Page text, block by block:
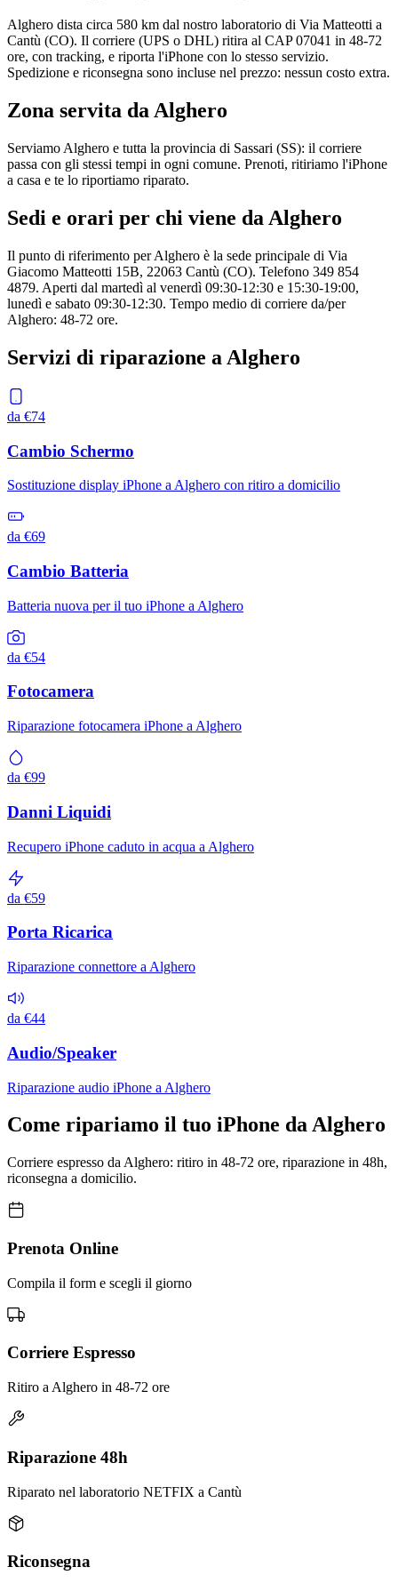
Alghero dista circa 580 km dal nostro laboratorio di Via Matteotti a
Cantù (CO). Il corriere (UPS o DHL) ritira al CAP 07041 in 48-72
ore, con tracking, e riporta l'iPhone con lo stesso servizio.
Spedizione e riconsegna sono incluse nel prezzo: nessun costo extra.
Zona servita daAlghero
Serviamo Alghero e tutta la provincia di Sassari (SS): il corriere
passa con gli stessi tempi in ogni comune. Prenoti, ritiriamo l'iPhone
a casa e te lo riportiamo riparato.
Sedi e orari per chi viene da Alghero
Il punto di riferimento per Alghero è la sede principale di Via
Giacomo Matteotti 15B, 22063 Cantù (CO). Telefono 349 854
4879. Aperti dal martedì al venerdì 09:30-12:30 e 15:30-19:00,
lunedì e sabato 09:30-12:30. Tempo medio di corriere da/per
Alghero: 48-72 ore.
Servizi di riparazione a Alghero
da €74
Cambio Schermo
Sostituzione display iPhone a Alghero con ritiro a domicilio
da €69
Cambio Batteria
Batteria nuova per il tuo iPhone a Alghero
da €54
Fotocamera
Riparazione fotocamera iPhone a Alghero
da €99
Danni Liquidi
Recupero iPhone caduto in acqua a Alghero
da €59
Porta Ricarica
Riparazione connettore a Alghero
da €44
Audio/Speaker
Riparazione audio iPhone a Alghero
Come ripariamo il tuo iPhone da Alghero
Corriere espresso da Alghero: ritiro in 48-72 ore, riparazione in 48h,
riconsegna a domicilio.
Prenota Online
Compila il form e scegli il giorno
Corriere Espresso
Ritiro a Alghero in 48-72 ore
Riparazione 48h
Riparato nel laboratorio NETFIX a Cantù
Riconsegna